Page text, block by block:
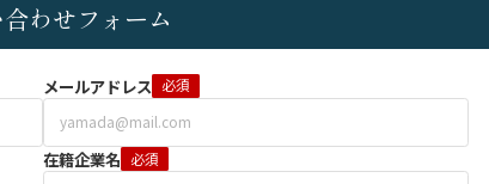
わせフォーム
メールアドレス 必須
在籍企業名 必須